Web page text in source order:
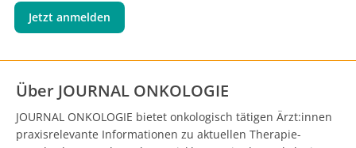
Jetzt anmelden
Über JOURNAL ONKOLOGIE
JOURNAL ONKOLOGIE bietet onkologisch tätigen Ärzt:innen
praxisrelevante Informationen zu aktuellen Therapie-